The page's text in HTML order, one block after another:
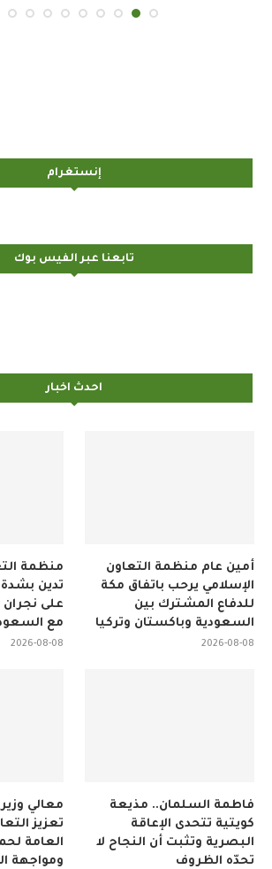
إنستغرام
تابعنا عبر الفيس بوك
احدث اخبار
منظمة
تدين بشدة
على
مع
2026-08-08
أمين عام منظمة التعاون
الإسلامي يرحب باتفاق مكة
للدفاع المشترك بين
السعودية وباكستان وتركيا
2026-08-08
معالي
تعزيز
العامة
ومواجهة
فاطمة السلمان.. مذيعة
كويتية تتحدى الإعاقة
البصرية وتثبت أن النجاح لا
تحدّه الظروف